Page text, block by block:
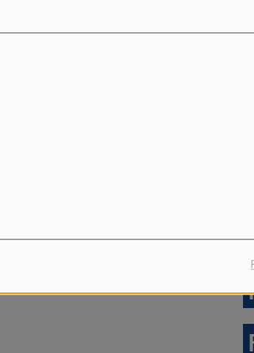
matins pour bien